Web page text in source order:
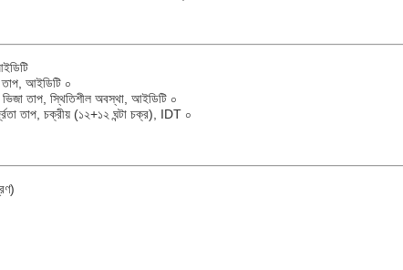
তাপ, আইডিটি ০
ভিজা তাপ, স্থিতিশীল অবস্থা, আইডিটি ০
তাপ, চক্রীয় (১২+১২ ঘন্টা চক্র), IDT ০